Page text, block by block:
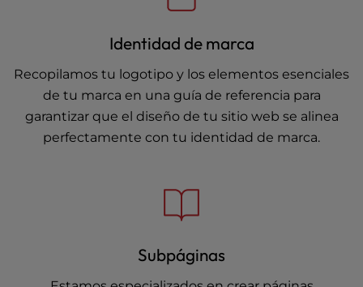
Identidad de marca
Recopilamos tu logotipo y los elementos esenciales
de tu marca en una guía de referencia para
garantizar que el diseño de tu sitio web se alinea
perfectamente con tu identidad de marca.
Subpáginas